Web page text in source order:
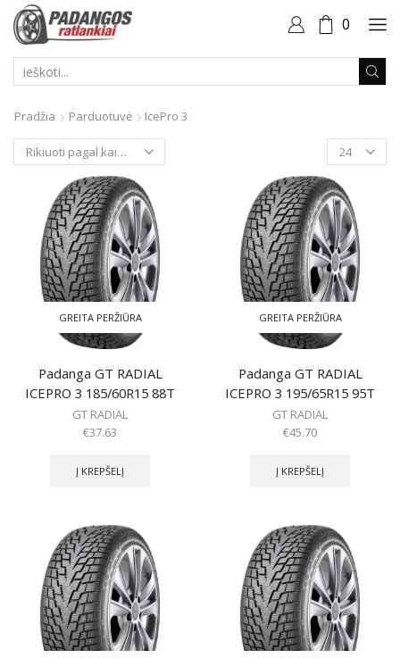
0
Pradžia Parduotuvė
IcePro 3
Produktai
puslapyje
GREITA PERŽIŪRA
Padanga GT RADIAL
ICEPRO 3 185/60R15 88T
GT RADIAL
€37.63
Į KREPŠELĮ
GREITA PERŽIŪRA
Padanga GT RADIAL
ICEPRO 3 195/65R15 95T
GT RADIAL
€45.70
Į KREPŠELĮ